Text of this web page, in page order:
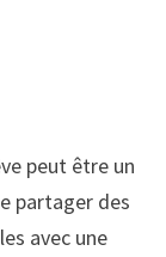
peut être un
partager des
avec une